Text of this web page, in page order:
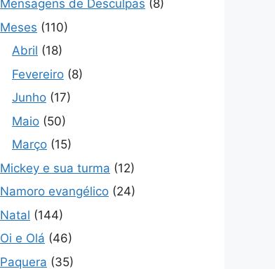
Mensagens de Desculpas (8)
Meses (110)
Abril (18)
Fevereiro (8)
Junho (17)
Maio (50)
Março (15)
Mickey e sua turma (12)
Namoro evangélico (24)
Natal (144)
Oi e Olá (46)
Paquera (35)